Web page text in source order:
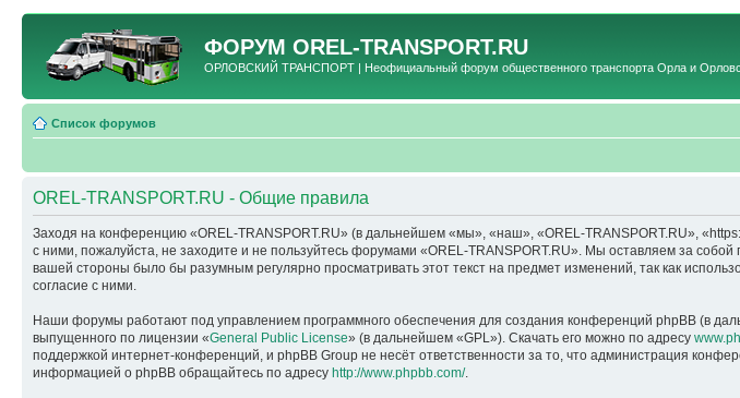
ФОРУМ OREL-TRANSPORT.RU
ОРЛОВСКИЙ ТРАНСПОРТ | Неофициальный форум общественного транспорта Орла и
Список форумов
OREL-TRANSPORT.RU - Общие правила
Заходя на конференцию «OREL-TRANSPORT.RU» (в дальнейшем «мы», «наш», «OREL-TRANSPORT.RU»,
с ними, пожалуйста, не заходите и не пользуйтесь форумами «OREL-TRANSPORT.RU». Мы оставляем за
вашей стороны было бы разумным регулярно просматривать этот текст на предмет изменений, так как
согласие с ними.
Наши форумы работают под управлением программного обеспечения для создания конференций phpBB (в
выпущенного по лицензии «General Public License» (в дальнейшем «GPL»). Скачать его можно по адресу
поддержкой интернет-конференций, и phpBB Group не несёт ответственности за то, что администрация
информацией о phpBB обращайтесь по адресу http://www.phpbb.com/.